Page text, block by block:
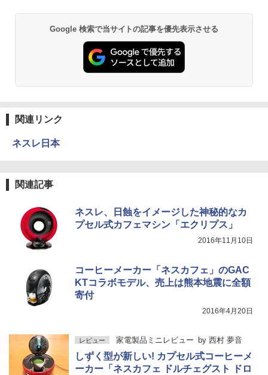
Google 検索で当サイトの記事を優先表示させる
関連リンク
ネスレ日本
関連記事
ネスレ、日蝕をイメージした神秘的なカ
プセル式カフェマシン「エクリプス」
2016年11月10日
コーヒーメーカー「ネスカフェ」のGAC
KTコラボモデル、売上は熊本地震に全額
寄付
2016年4月20日
レビュー 家電製品ミニレビュー by 西村 夢音
しずく型が新しい! カプセル式コーヒーメ
ーカー「ネスカフェ ドルチェグスト ドロ